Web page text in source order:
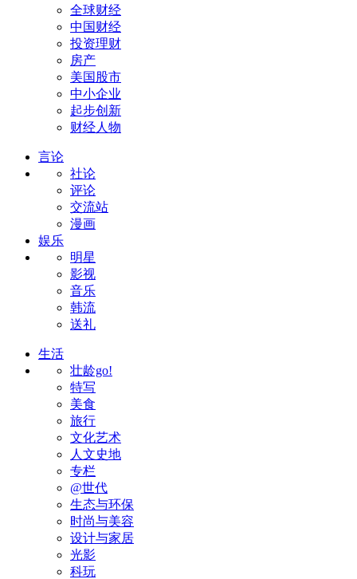
全球财经
中国财经
投资理财
房产
美国股市
中小企业
起步创新
财经人物
言论
社论
评论
交流站
漫画
娱乐
明星
影视
音乐
韩流
送礼
生活
壮龄go!
特写
美食
旅行
文化艺术
人文史地
专栏
@世代
生态与环保
时尚与美容
设计与家居
光影
科玩